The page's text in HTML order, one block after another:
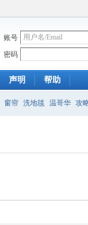
账号
密码
声明 帮助
窗帘 洗地毯 温哥华 攻